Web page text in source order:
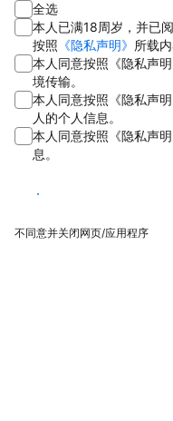
全选
本人已满18周岁，并已
按照 《隐私声明》 所载
本人同意按照《隐私声
境传输。
本人同意按照《隐私声
人的个人信息。
本人同意按照《隐私声
息。
同意
不同意并关闭网页/应用程序